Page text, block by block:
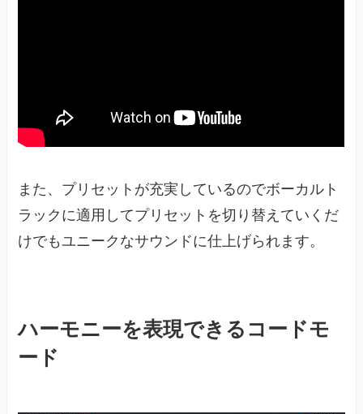
また、プリセットが充実しているのでボーカルト
ラックに適用してプリセットを切り替えていくだ
けでもユニークなサウンドに仕上げられます。
ハーモニーを表現できるコードモ
ード